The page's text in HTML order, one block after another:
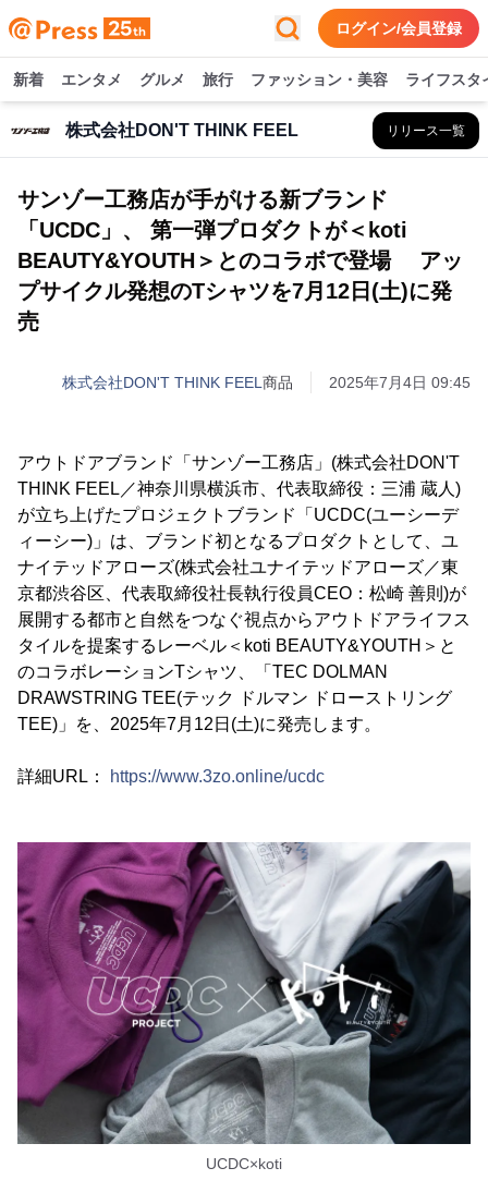
ログイン/会員登録
新着 エンタメ グルメ 旅行 ファッション・美容 ライフスタ
株式会社DON'T THINK FEEL リリース一覧
サンゾー工務店が手がける新ブランド
「UCDC」、 第一弾プロダクトが＜koti
BEAUTY&YOUTH＞とのコラボで登場 アッ
プサイクル発想のTシャツを7月12日(土)に発
売
株式会社DON'T THINK FEEL 商品 2025年7月4日 09:45
アウトドアブランド「サンゾー工務店」(株式会社DON'T
THINK FEEL／神奈川県横浜市、代表取締役：三浦 蔵人)
が立ち上げたプロジェクトブランド「UCDC(ユーシーデ
ィーシー)」は、ブランド初となるプロダクトとして、ユ
ナイテッドアローズ(株式会社ユナイテッドアローズ／東
京都渋谷区、代表取締役社長執行役員CEO：松崎 善則)が
展開する都市と自然をつなぐ視点からアウトドアライフス
タイルを提案するレーベル＜koti BEAUTY&YOUTH＞と
のコラボレーションTシャツ、「TEC DOLMAN
DRAWSTRING TEE(テック ドルマン ドローストリング
TEE)」を、2025年7月12日(土)に発売します。
詳細URL： https://www.3zo.online/ucdc
UCDC×koti